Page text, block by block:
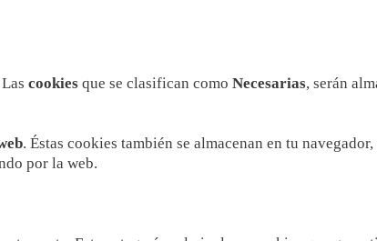
cookies que se clasifican como Necesarias, serán
. Éstas cookies también se almacenan en tu
por la web.